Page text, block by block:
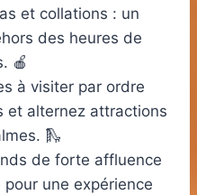
et collations : un
des heures de
🍎
à visiter par ordre
et alternez attractions
🛝
de forte affluence
pour une expérience